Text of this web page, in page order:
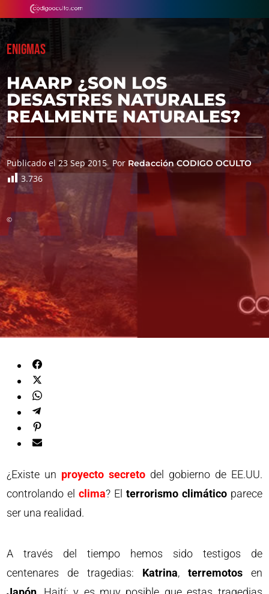
ENIGMAS
HAARP ¿SON LOS
DESASTRES NATURALES
REALMENTE NATURALES?
Publicado el 23 Sep 2015 Por Redacción CODIGO OCULTO
3.736
©
¿Existe un proyecto secreto del gobierno de EE.UU.
controlando elclima? El terrorismo climáticoparece
ser una realidad.
A través del tiempo hemos sido testigos de
centenares de tragedias: Katrina, terremotosen